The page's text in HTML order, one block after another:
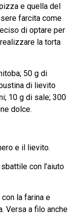
e quella del
farcita come
di optare per
la torta
50 g di
di lievito
10 g di sale; 300
dolce.
e il lievito.
con l’aiuto
la farina e
Versa a filo anche